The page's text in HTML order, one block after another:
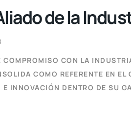
de la
CON LA
COMO REFERENTE EN
INNOVACIÓN DENTRO DE SU